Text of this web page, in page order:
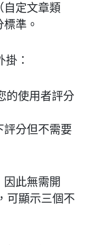
自定文章類
準。
：
的使用者評分
分但不需要
此無需開
可顯示三個不